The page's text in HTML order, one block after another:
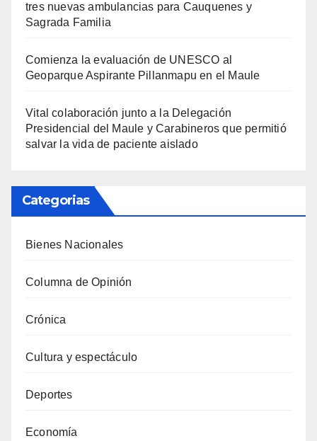
tres nuevas ambulancias para Cauquenes y
Sagrada Familia
Comienza la evaluación de UNESCO al
Geoparque Aspirante Pillanmapu en el Maule
Vital colaboración junto a la Delegación
Presidencial del Maule y Carabineros que permitió
salvar la vida de paciente aislado
Categorias
Bienes Nacionales
Columna de Opinión
Crónica
Cultura y espectáculo
Deportes
Economía